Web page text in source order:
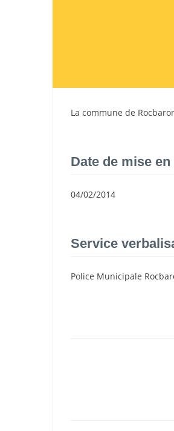
La commune de
Date de mise
04/02/2014
Service
Police Municipale